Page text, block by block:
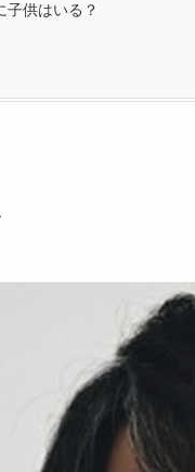
子供はいる？